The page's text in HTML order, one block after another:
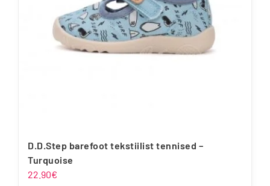
D.D.Step barefoot tekstiilist tennised –
Turquoise
22.90€